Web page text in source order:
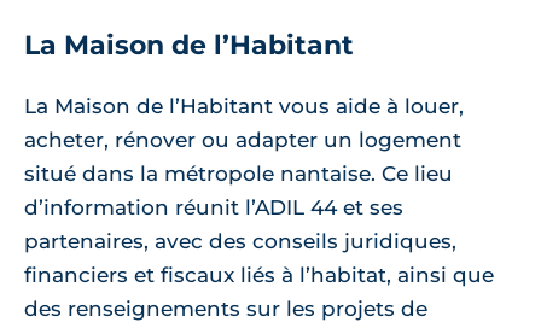
La Maison de l’Habitant
La Maison de l’Habitant vous aide à louer,
acheter, rénover ou adapter un logement
situé dans la métropole nantaise. Ce lieu
d’information réunit l’ADIL 44 et ses
partenaires, avec des conseils juridiques,
financiers et fiscaux liés à l’habitat, ainsi que
des renseignements sur les projets de